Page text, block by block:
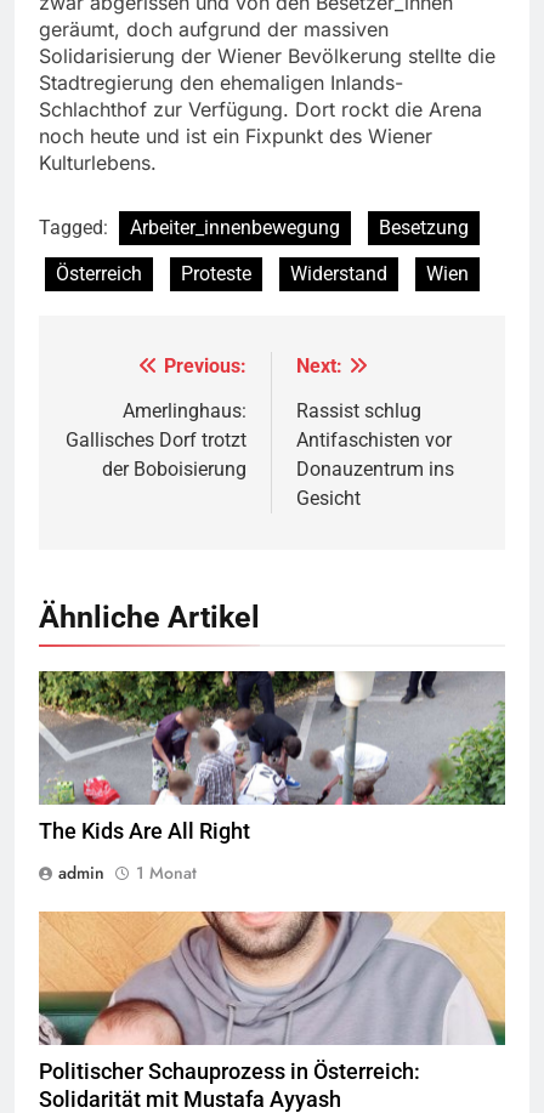
geräumt, doch aufgrund der massiven
Solidarisierung der Wiener Bevölkerung stellte die
Stadtregierung den ehemaligen Inlands-
Schlachthof zur Verfügung. Dort rockt die Arena
noch heute und ist ein Fixpunkt des Wiener
Kulturlebens.
Tagged: Arbeiter_innenbewegung
Besetzung
Österreich
Proteste Widerstand Wien
Beitragsnavigation
Previous:
Amerlinghaus:
Gallisches Dorf trotzt
der Boboisierung
Next:
Rassist schlug
Antifaschisten vor
Donauzentrum ins
Gesicht
Ähnliche Artikel
Jugendliche verlieren im öffentlichen Raum zunehmend ihre
Freiheiten,Quelle © Armin KübelbeckCC-BY-SA-3.0
The Kids Are All Right
admin
1 Monat
© Twitter Mustafa ayyash
Politischer Schauprozess in Österreich:
Solidarität mit Mustafa Ayyash